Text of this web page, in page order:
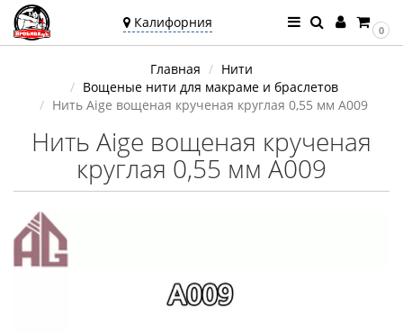
Калифорния
Калифорния
Угадали?
0
Главная
Нити
Вощеные нити для макраме и браслетов
Нить Aige вощеная крученая круглая 0,55 мм A009
Нить Aige вощеная крученая
круглая 0,55 мм A009